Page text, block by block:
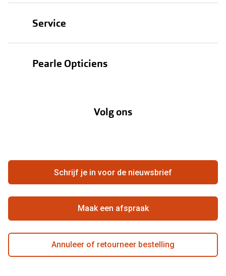
Service
Hier de overeenkomst ontbinden
Pearle Opticiens
Beste winkelketen
Volg ons
Schrijf je in voor de nieuwsbrief
Maak een afspraak
Annuleer of retourneer bestelling